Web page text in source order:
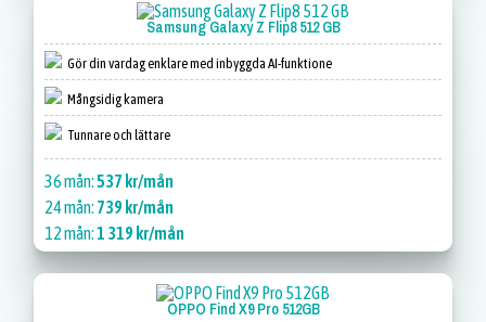
Samsung Galaxy Z Flip8 512 GB
Gör din vardag enklare med inbyggda AI-funktione
Mångsidig kamera
Tunnare och lättare
36 mån:537 kr/mån
24 mån: 739 kr/mån
12 mån:1 319 kr/mån
OPPO Find X9 Pro 512GB